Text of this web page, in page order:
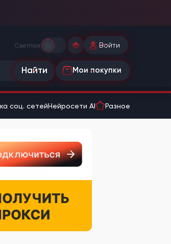
Светлая Войти
Найти Мои покупки
соц. сетейНейросети AI Разное